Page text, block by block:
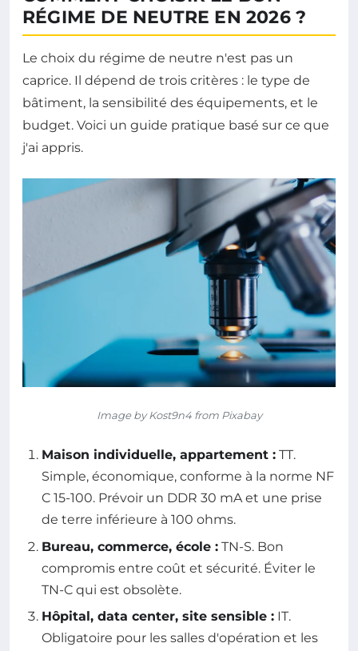
RÉGIME DE NEUTRE EN 2026 ?
Le choix du régime de neutre n'est pas un
caprice. Il dépend de trois critères : le type de
bâtiment, la sensibilité des équipements, et le
budget. Voici un guide pratique basé sur ce que
j'ai appris.
Image by Kost9n4 from Pixabay
Maison individuelle, appartement : TT.
Simple, économique, conforme à la norme NF
C 15-100. Prévoir un DDR 30 mA et une prise
de terre inférieure à 100 ohms.
Bureau, commerce, école : TN-S. Bon
compromis entre coût et sécurité. Éviter le
TN-C qui est obsolète.
Hôpital, data center, site sensible : IT.
Obligatoire pour les salles d'opération et les